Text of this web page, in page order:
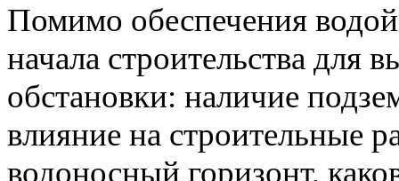
Помимо обеспечения
начала строительства для
обстановки: наличие
влияние на строительные
водоносный горизонт,